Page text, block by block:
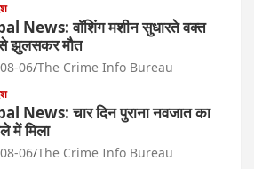
News: वॉशिंग मशीन सुधारते वक्त
झुलसकर मौत
06 The Crime Info Bureau
News: चार दिन पुराना नवजात का
में मिला
06 The Crime Info Bureau